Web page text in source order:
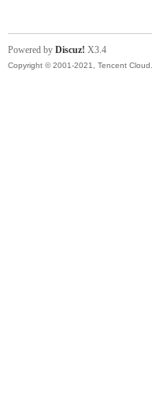
Powered by Discuz! X3.4
Copyright © 2001-2021, Tencent Cloud.